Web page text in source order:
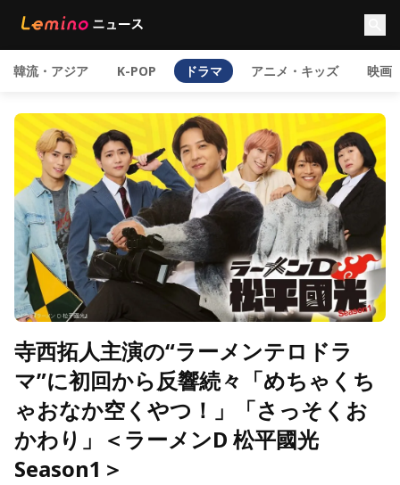
韓流・アジア K-POP ドラマ アニメ・キッズ 映画
寺西拓人主演の“ラーメンテロドラ
マ”に初回から反響続々「めちゃくち
ゃおなか空くやつ！」「さっそくお
かわり」＜ラーメンD 松平國光
Season1＞